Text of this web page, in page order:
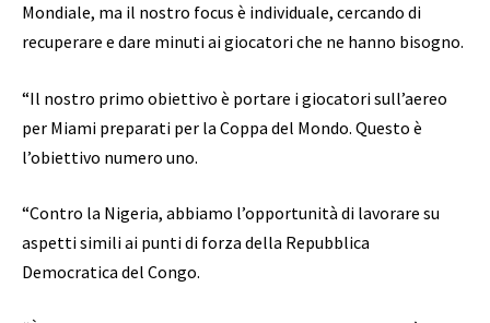
Mondiale, ma il nostro focus è individuale, cercando di
recuperare e dare minuti ai giocatori che ne hanno bisogno.
“Il nostro primo obiettivo è portare i giocatori sull’aereo
per Miami preparati per la Coppa del Mondo. Questo è
l’obiettivo numero uno.
“Contro la Nigeria, abbiamo l’opportunità di lavorare su
aspetti simili ai punti di forza della Repubblica
Democratica del Congo.